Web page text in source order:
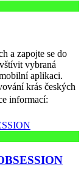
a zapojte se do
vybraná
aplikaci.
krás českých
informací: